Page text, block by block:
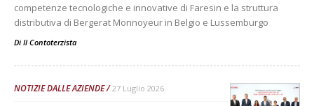
competenze tecnologiche e innovative di Faresin e la struttura
distributiva di Bergerat Monnoyeur in Belgio e Lussemburgo
Di Il Contoterzista
NOTIZIE DALLE AZIENDE 27 Luglio 2026